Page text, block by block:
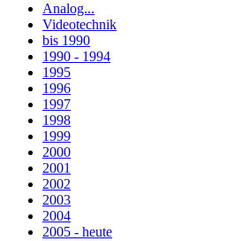
Analog...
Videotechnik
bis 1990
1990 - 1994
1995
1996
1997
1998
1999
2000
2001
2002
2003
2004
2005 - heute